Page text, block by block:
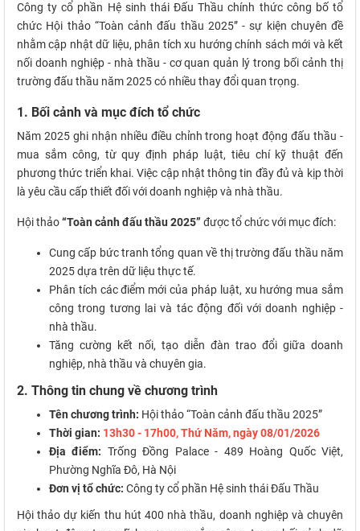
Công ty cổ phần Hệ sinh thái Đấu Thầu chính thức công bố tổ
chức Hội thảo “Toàn cảnh đấu thầu 2025” - sự kiện chuyên đề
nhằm cập nhật dữ liệu, phân tích xu hướng chính sách mới và kết
nối doanh nghiệp - nhà thầu - cơ quan quản lý trong bối cảnh thị
trường đấu thầu năm 2025 có nhiều thay đổi quan trọng.
1. Bối cảnh và mục đích tổ chức
Năm 2025 ghi nhận nhiều điều chỉnh trong hoạt động đấu thầu -
mua sắm công, từ quy định pháp luật, tiêu chí kỹ thuật đến
phương thức triển khai. Việc cập nhật thông tin đầy đủ và kịp thời
là yêu cầu cấp thiết đối với doanh nghiệp và nhà thầu.
Hội thảo“Toàn cảnh đấu thầu 2025” được tổ chức với mục đích:
Cung cấp bức tranh tổng quan về thị trường đấu thầu năm
2025 dựa trên dữ liệu thực tế.
Phân tích các điểm mới của pháp luật, xu hướng mua sắm
công trong tương lai và tác động đối với doanh nghiệp -
nhà thầu.
Tăng cường kết nối, tạo diễn đàn trao đổi giữa doanh
nghiệp, nhà thầu và chuyên gia.
2. Thông tin chung về chương trình
Tên chương trình: Hội thảo “Toàn cảnh đấu thầu 2025”
Thời gian: 13h30 - 17h00, Thứ Năm, ngày 08/01/2026
Địa điểm: Trống Đồng Palace - 489 Hoàng Quốc Việt,
Phường Nghĩa Đô, Hà Nội
Đơn vị tổ chức: Công ty cổ phần Hệ sinh thái Đấu Thầu
Hội thảo dự kiến thu hút 400 nhà thầu, doanh nghiệp và chuyên